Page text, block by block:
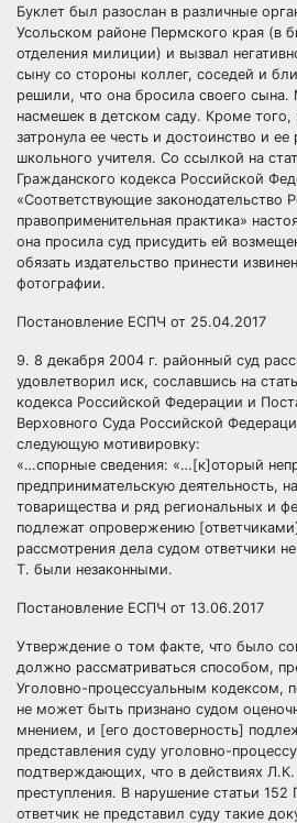
Буклет был разослан в различные
Усольском районе Пермского края (в
отделения милиции) и вызвал
сыну со стороны коллег, соседей и
решили, что она бросила своего
насмешек в детском саду. Кроме того,
затронула ее честь и достоинство и ее
школьного учителя. Со ссылкой на
Гражданского кодекса Российской
«Соответствующие законодательство
правоприменительная практика»
она просила суд присудить ей
обязать издательство принести
фотографии.
Постановление ЕСПЧ от 25.04.2017
9. 8 декабря 2004 г. районный суд
удовлетворил иск, сославшись на
кодекса Российской Федерации и
Верховного Суда Российской
следующую мотивировку:
«…спорные сведения: «…[к]оторый
предпринимательскую деятельность,
товарищества и ряд региональных и
подлежат опровержению
рассмотрения дела судом ответчики
Т. были незаконными.
Постановление ЕСПЧ от 13.06.2017
Утверждение о том факте, что было
должно рассматриваться способом,
Уголовно-процессуальным кодексом,
не может быть признано судом
мнением, и [его достоверность]
представления суду уголовно-
подтверждающих, что в действиях
преступления. В нарушение статьи 152
ответчик не представил суду такие